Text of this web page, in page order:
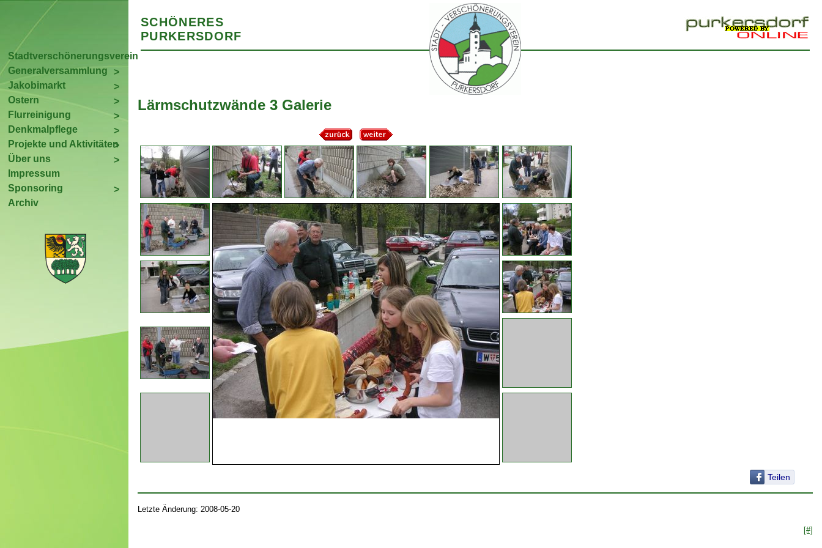
Stadtverschönerungsverein
Generalversammlung
Jakobimarkt
Ostern
Flurreinigung
Denkmalpflege
Projekte und Aktivitäten
Über uns
Impressum
Sponsoring
Archiv
SCHÖNERES
PURKERSDORF
Lärmschutzwände 3 Galerie
Teilen
Letzte Änderung: 2008-05-20
[#]